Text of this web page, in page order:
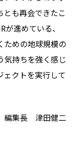
とも再会できたこ
進めている、
ための地球規模の
気持ちを強く感じ
ェクトを実行して
編集長 津田健二